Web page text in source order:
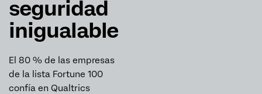
seguridad
inigualable
El 80 % de las empresas
de la lista Fortune 100
confía en Qualtrics